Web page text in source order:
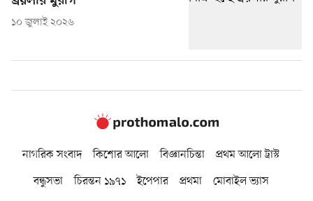
১০ জুলাই ২০২৬
নাগরিক সংবাদ কিশোর আলো বিজ্ঞানচিন্তা
প্রথম আলো ট্রাস্ট
বন্ধুসভা
চিরন্তন ১৯৭১ ইপেপার প্রথমা মোবাইল ভ্যাস